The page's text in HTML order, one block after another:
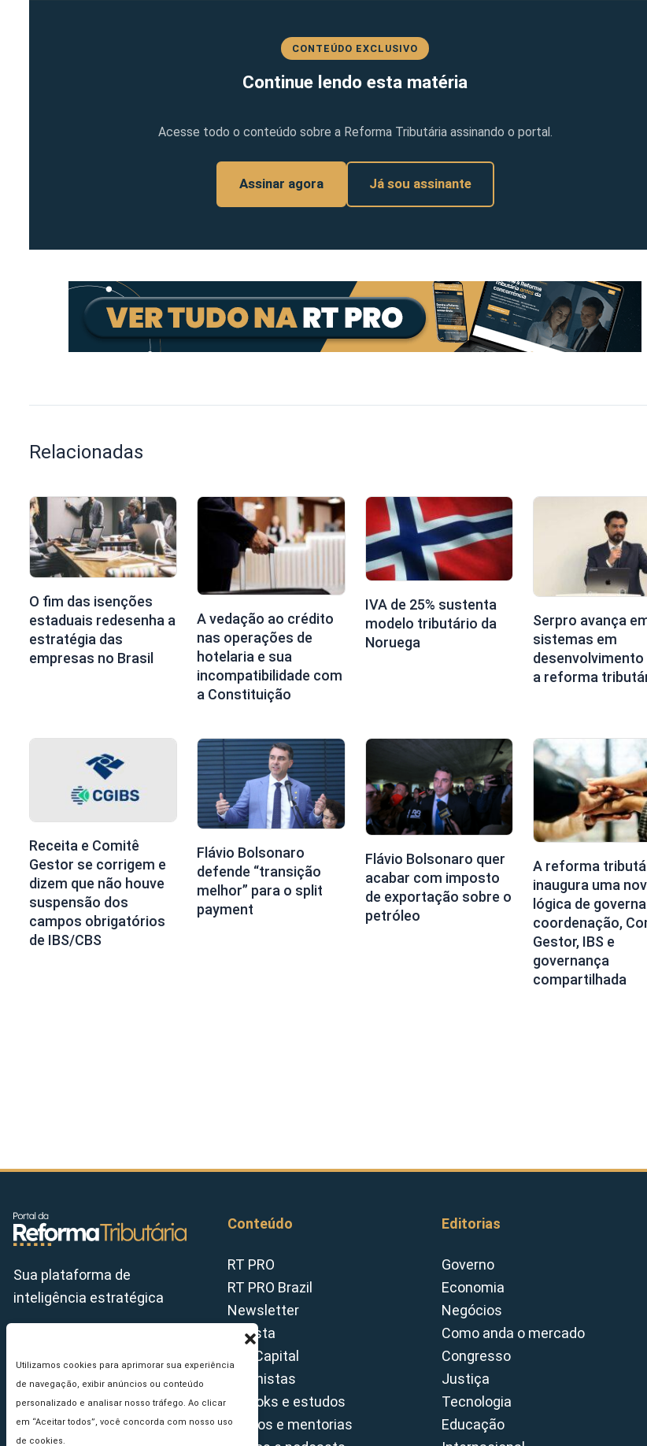
Utilizamos cookies para aprimorar sua experiência
de navegação, exibir anúncios ou conteúdo
personalizado e analisar nosso tráfego. Ao clicar
em “Aceitar todos”, você concorda com nosso uso
de cookies.
CONTEÚDO EXCLUSIVO
Continue lendo esta matéria
Acesse todo o conteúdo sobre a Reforma Tributária assinando o portal.
Assinar agora Já sou assinante
Relacionadas
O fim das isenções
estaduais redesenha a
estratégia das
empresas no Brasil
A vedação ao crédito
nas operações de
hotelaria e sua
incompatibilidade com
a Constituição
IVA de 25% sustenta
modelo tributário da
Noruega
Serpro avança
sistemas em
desenvolvimento
a reforma
Receita e Comitê
Gestor se corrigem e
dizem que não houve
suspensão dos
campos obrigatórios
de IBS/CBS
Flávio Bolsonaro
defende “transição
melhor” para o split
payment
Flávio Bolsonaro quer
acabar com imposto
de exportação sobre o
petróleo
A reforma
inaugura uma
lógica de
coordenação,
Gestor, IBS e
governança
compartilhada
Sua plataforma de
inteligência estratégica
Conteúdo
RT PRO
RT PRO Brazil
Newsletter
Revista
Tax Capital
Colunistas
E-books e estudos
Cursos e mentorias
Editorias
Governo
Economia
Negócios
Como anda o mercado
Congresso
Justiça
Tecnologia
Educação